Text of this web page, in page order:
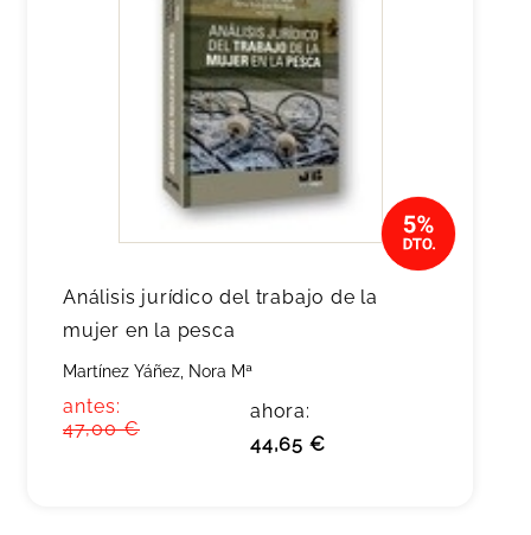
Análisis jurídico del trabajo de la
mujer en la pesca
Martínez Yáñez, Nora Mª
antes:
47,00 €
ahora:
44,65 €